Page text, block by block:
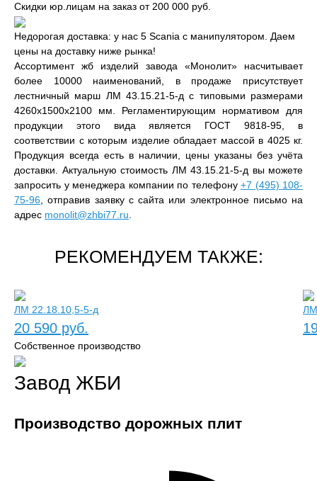
Скидки юр.лицам на заказ от 200 000 руб.
Недорогая доставка: у нас 5 Scania с манипулятором. Даем
цены на доставку ниже рынка!
Ассортимент жб изделий завода «Монолит» насчитывает
более 10000 наименований, в продаже присутствует
лестничный марш ЛМ 43.15.21-5-д с типовыми размерами
4260x1500x2100 мм. Регламентирующим нормативом для
продукции этого вида является ГОСТ 9818-95, в
соответствии с которым изделие обладает массой в 4025 кг.
Продукция всегда есть в наличии, цены указаны без учёта
доставки. Актуальную стоимость ЛМ 43.15.21-5-д вы можете
запросить у менеджера компании по телефону +7 (495) 108-
75-96 , отправив заявку с сайта или электронное письмо на
адрес monolit@zhbi77.ru
РЕКОМЕНДУЕМ ТАКЖЕ:
ЛМ 22.18.10,5-5-д
20 590 руб.
ЛМ
Собственное производство
Завод ЖБИ
Производство дорожных плит